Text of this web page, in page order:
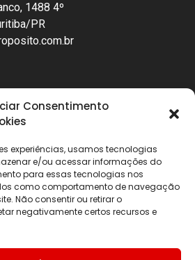
Consentimento
experiências, usamos tecnologias
e/ou acessar informações do
para essas tecnologias nos
como comportamento de navegação
Não consentir ou retirar o
negativamente certos recursos e
1488 4º
PR
os diretos reservados